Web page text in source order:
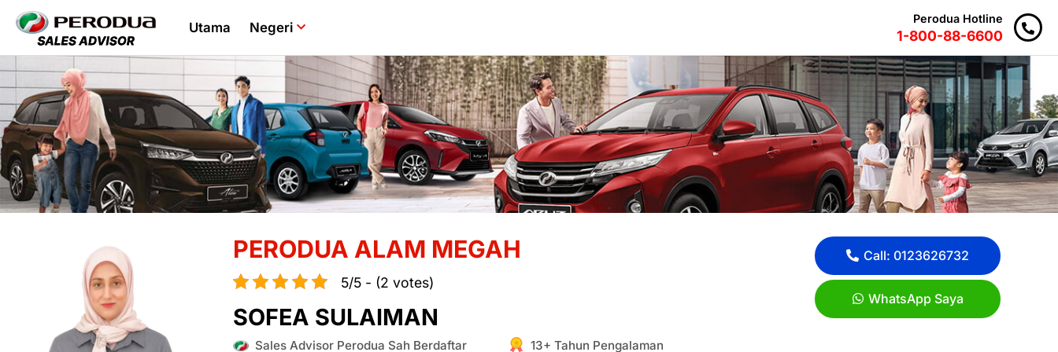
Utama Negeri
Perodua Hotline
1-800-88-6600
PERODUA ALAM MEGAH
5/5 - (2 votes)
SOFEA SULAIMAN
Sales Advisor Perodua Sah Berdaftar 13+ Tahun Pengalaman
Call: 0123626732
WhatsApp Saya